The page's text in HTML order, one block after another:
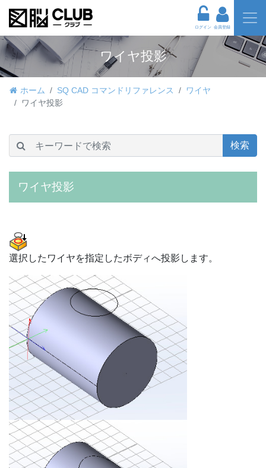
ログイン 会員登録
ワイヤ投影
ホーム SQ CAD コマンドリファレンス
ワイヤ
ワイヤ投影
検索
ワイヤ投影
選択したワイヤを指定したボディへ投影します。